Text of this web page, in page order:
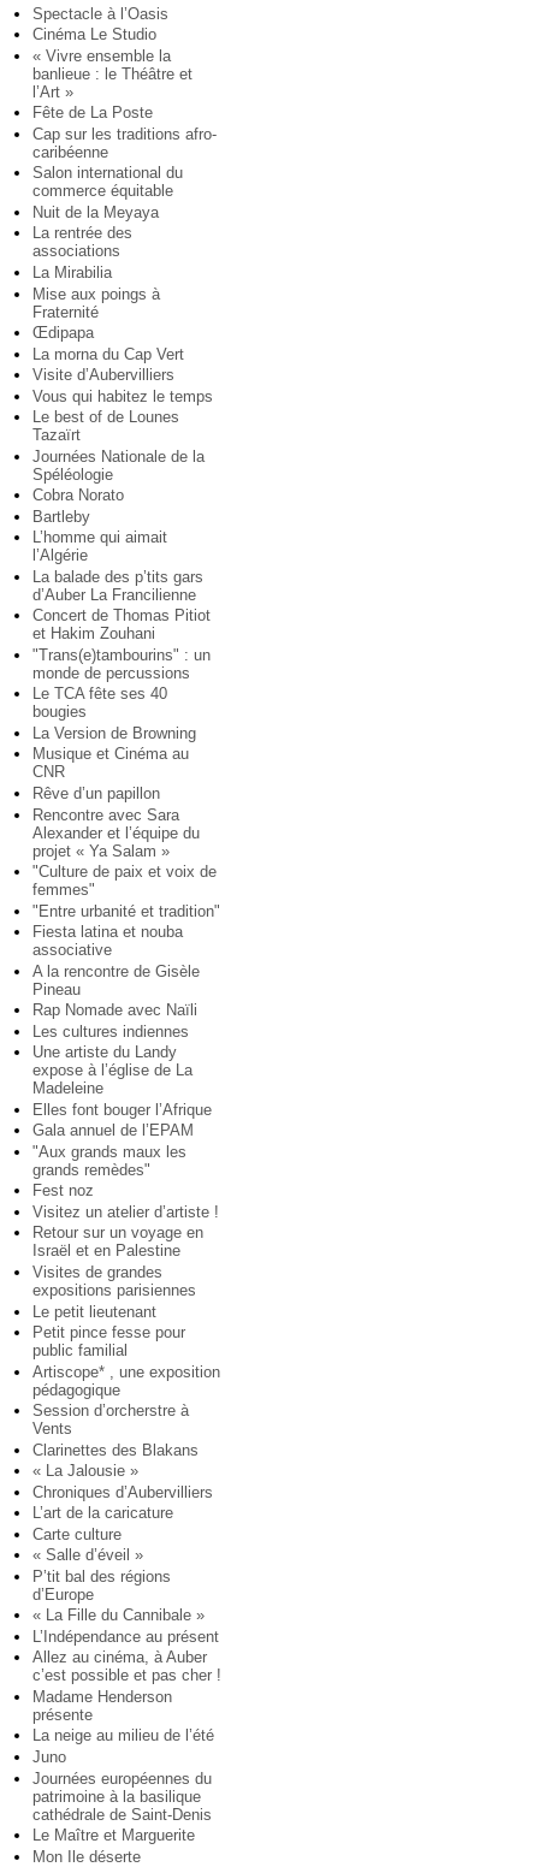
Spectacle à l’Oasis
Cinéma Le Studio
« Vivre ensemble la
banlieue : le Théâtre et
l’Art »
Fête de La Poste
Cap sur les traditions afro-
caribéenne
Salon international du
commerce équitable
Nuit de la Meyaya
La rentrée des
associations
La Mirabilia
Mise aux poings à
Fraternité
Œdipapa
La morna du Cap Vert
Visite d’Aubervilliers
Vous qui habitez le temps
Le best of de Lounes
Tazaïrt
Journées Nationale de la
Spéléologie
Cobra Norato
Bartleby
L’homme qui aimait
l’Algérie
La balade des p’tits gars
d’Auber La Francilienne
Concert de Thomas Pitiot
et Hakim Zouhani
"Trans(e)tambourins" : un
monde de percussions
Le TCA fête ses 40
bougies
La Version de Browning
Musique et Cinéma au
CNR
Rêve d’un papillon
Rencontre avec Sara
Alexander et l’équipe du
projet « Ya Salam »
"Culture de paix et voix de
femmes"
"Entre urbanité et tradition"
Fiesta latina et nouba
associative
A la rencontre de Gisèle
Pineau
Rap Nomade avec Naïli
Les cultures indiennes
Une artiste du Landy
expose à l’église de La
Madeleine
Elles font bouger l’Afrique
Gala annuel de l’EPAM
"Aux grands maux les
grands remèdes"
Fest noz
Visitez un atelier d’artiste !
Retour sur un voyage en
Israël et en Palestine
Visites de grandes
expositions parisiennes
Le petit lieutenant
Petit pince fesse pour
public familial
Artiscope* , une exposition
pédagogique
Session d’orcherstre à
Vents
Clarinettes des Blakans
« La Jalousie »
Chroniques d’Aubervilliers
L’art de la caricature
Carte culture
« Salle d’éveil »
P’tit bal des régions
d’Europe
« La Fille du Cannibale »
L’Indépendance au présent
Allez au cinéma, à Auber
c’est possible et pas cher !
Madame Henderson
présente
La neige au milieu de l’été
Juno
Journées européennes du
patrimoine à la basilique
cathédrale de Saint-Denis
Le Maître et Marguerite
Mon Ile déserte